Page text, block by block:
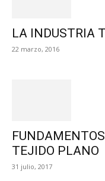
LA INDUSTRIA
22 marzo, 2016
TEJIDO PLANO
31 julio, 2017